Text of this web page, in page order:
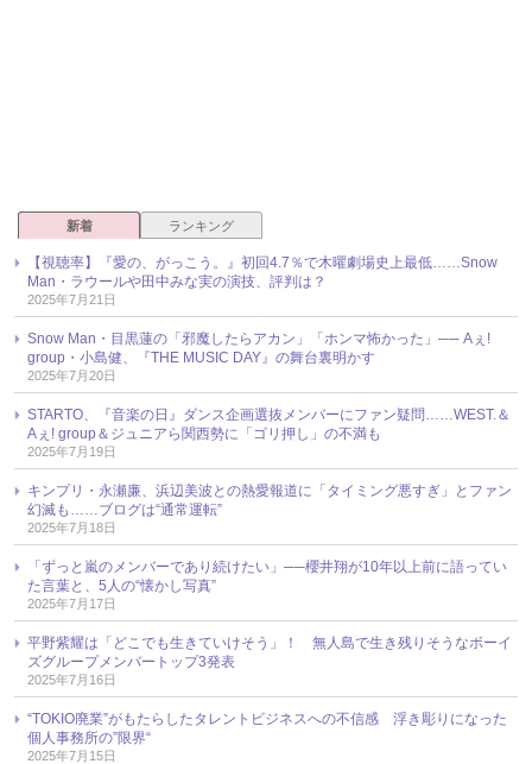
新着 ランキング
【視聴率】『愛の、がっこう。』初回4.7％で木曜劇場史上最低……Snow
Man・ラウールや田中みな実の演技、評判は？
2025年7月21日
Snow Man・目黒蓮の「邪魔したらアカン」「ホンマ怖かった」── Aぇ!
group・小島健、『THE MUSIC DAY』の舞台裏明かす
2025年7月20日
STARTO、『音楽の日』ダンス企画選抜メンバーにファン疑問……WEST.＆
Aぇ! group＆ジュニアら関西勢に「ゴリ押し」の不満も
2025年7月19日
キンプリ・永瀬廉、浜辺美波との熱愛報道に「タイミング悪すぎ」とファン
幻滅も……ブログは“通常運転”
2025年7月18日
「ずっと嵐のメンバーであり続けたい」──櫻井翔が10年以上前に語ってい
た言葉と、5人の“懐かし写真”
2025年7月17日
平野紫耀は「どこでも生きていけそう」！ 無人島で生き残りそうなボーイ
ズグループメンバートップ3発表
2025年7月16日
“TOKIO廃業”がもたらしたタレントビジネスへの不信感 浮き彫りになった
個人事務所の”限界“
2025年7月15日